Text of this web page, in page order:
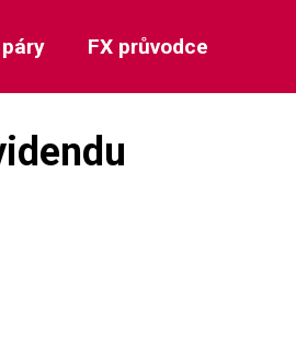
FX průvodce